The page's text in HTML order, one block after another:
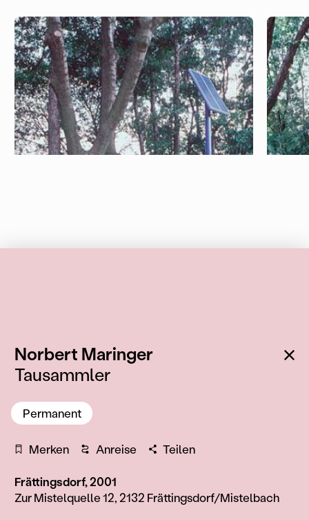
Norbert Maringer:
Tausammler
Permanent
Merken Anreise Teilen
Frättingsdorf, 2001
Zur Mistelquelle 12, 2132 Frättingsdorf/Mistelbach